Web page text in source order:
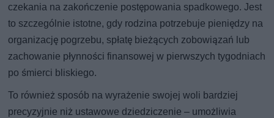
czekania na zakończenie postępowania spadkowego. Jest
to szczególnie istotne, gdy rodzina potrzebuje pieniędzy na
organizację pogrzebu, spłatę bieżących zobowiązań lub
zachowanie płynności finansowej w pierwszych tygodniach
po śmierci bliskiego.
To również sposób na wyrażenie swojej woli bardziej
precyzyjnie niż ustawowe dziedziczenie – umożliwia